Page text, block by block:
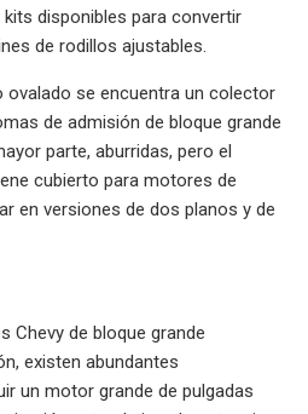
kits disponibles para convertir
de rodillos ajustables.
ovalado se encuentra un colector
de admisión de bloque grande
parte, aburridas, pero el
cubierto para motores de
en versiones de dos planos y de
Chevy de bloque grande
existen abundantes
un motor grande de pulgadas